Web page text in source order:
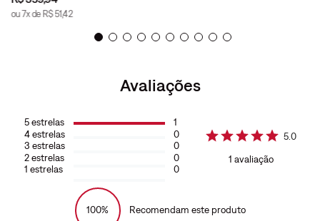
ou7x de R$ 51,42
Avaliações
5estrelas
4estrelas
3 estrelas
2estrelas
1 estrelas
1
0
0
0
0
5.0
1 avaliação
100% Recomendam este produto